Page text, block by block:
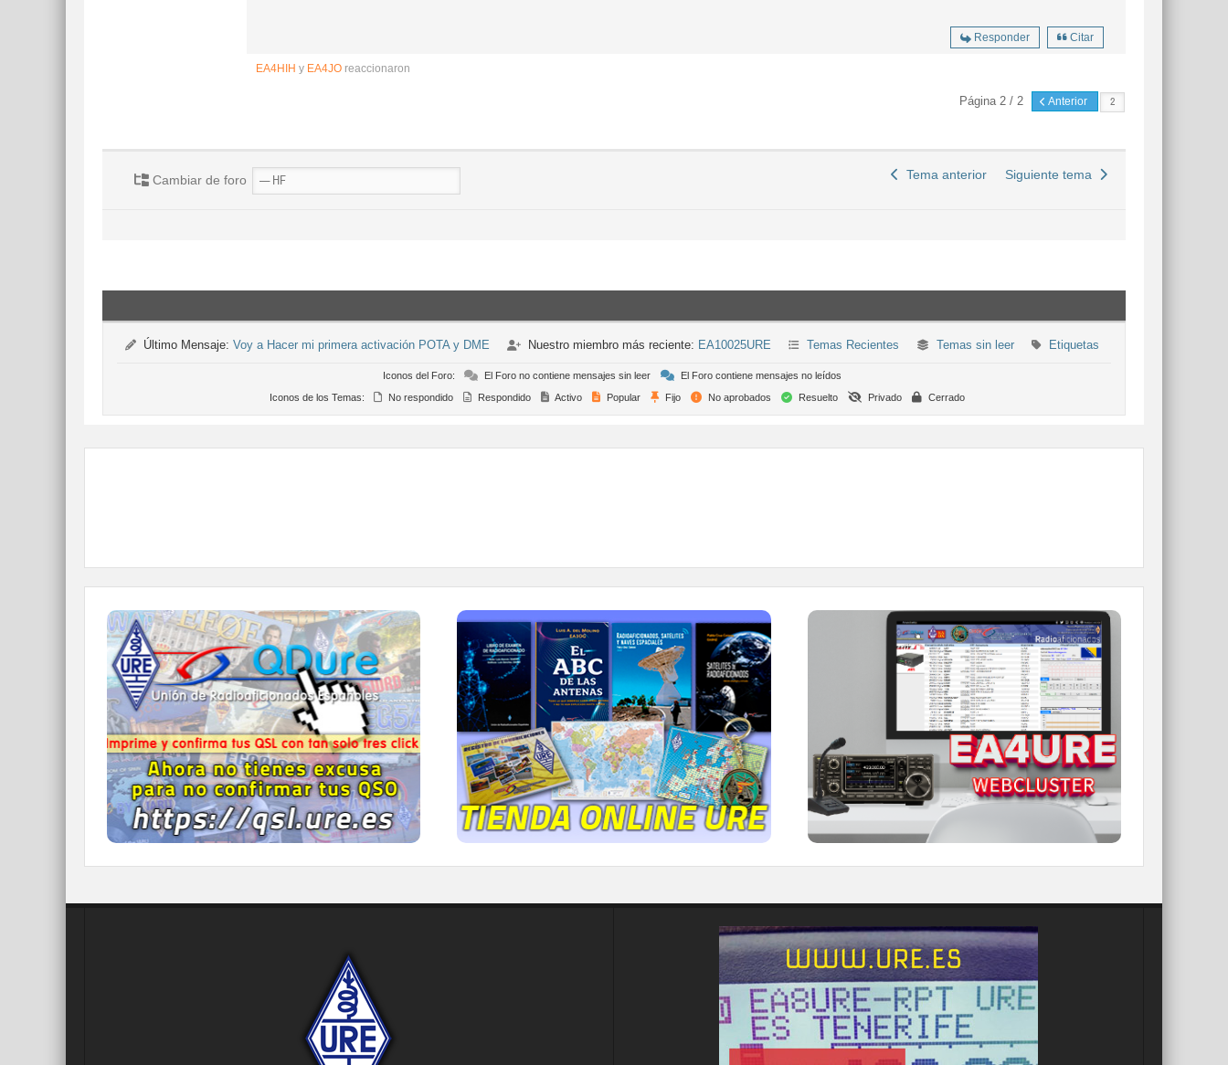
Responder Citar
EA4HIH y EA4JO reaccionaron
Página 2 / 2 Anterior
Cambiar de foro Tema anterior Siguiente tema
Último Mensaje: Voy a Hacer mi primera activación POTA y DME Nuestro miembro más reciente: EA10025URE Temas Recientes Temas sin leer Etiquetas
Iconos del Foro: El Foro no contiene mensajes sin leer
El Foro contiene mensajes no leídos
Iconos de los Temas:
No respondido Respondido Activo Popular Fijo No aprobados Resuelto Privado Cerrado
QDURE - https://qsl.ure.es
Imprime y confirma tus QSL en tan solo tres
click.
Nunca fue tan fácil y cómodo
el confirmar tus contactos.
IR A QDURE
TIENDA ONLINE URE
Publicaciones, mapas, polos, camisetas,
gorras, tazas, forros polares y mucho más...
IR A LA TIENDA DE URE
WEBCLUSTER EA4URE
Conoce el nuevo WebCluster de URE,
ahora con nuevos filtros e información y
compatible con GDURE
IR A WEBCLUSTER